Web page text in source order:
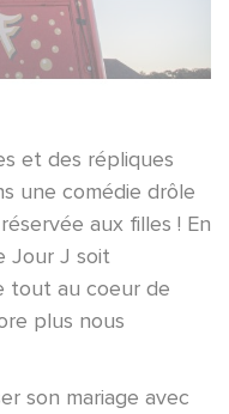
et des répliques
une comédie drôle
aux filles ! En
Jour J soit
tout au coeur de
plus nous
son mariage avec